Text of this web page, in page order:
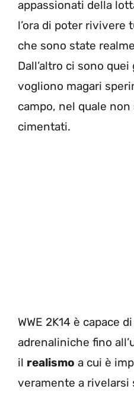
appassionati della
l’ora di poter rivivere
che sono state
Dall’altro ci sono
vogliono magari
campo, nel quale non
cimentati.
WWE 2K14 è capace
adrenaliniche fino
il realismo a cui è
veramente a rivelarsi